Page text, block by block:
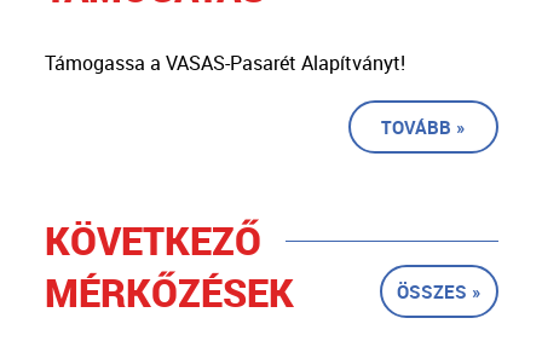
Támogassa a VASAS-Pasarét Alapítványt!
TOVÁBB »
KÖVETKEZŐ
MÉRKŐZÉSEK
ÖSSZES »